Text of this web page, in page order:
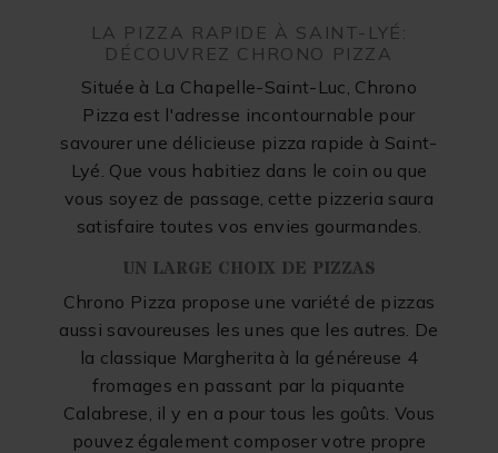
LA PIZZA RAPIDE À SAINT-LYÉ:
DÉCOUVREZ CHRONO PIZZA
Située à La Chapelle-Saint-Luc, Chrono
Pizza est l'adresse incontournable pour
savourer une délicieuse pizza rapide à Saint-
Lyé. Que vous habitiez dans le coin ou que
vous soyez de passage, cette pizzeria saura
satisfaire toutes vos envies gourmandes.
UN LARGE CHOIX DE PIZZAS
Chrono Pizza propose une variété de pizzas
aussi savoureuses les unes que les autres. De
la classique Margherita à la généreuse 4
fromages en passant par la piquante
Calabrese, il y en a pour tous les goûts. Vous
pouvez également composer votre propre